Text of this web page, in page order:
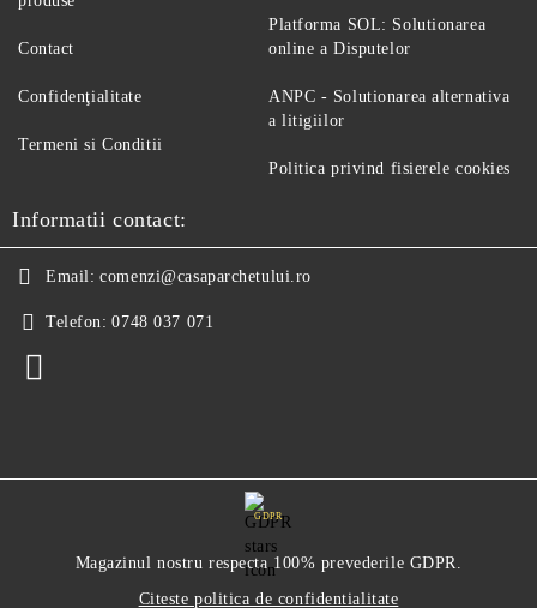
Contact
Confidenţialitate
Termeni si Conditii
Platforma SOL: Solutionarea
online a Disputelor
ANPC - Solutionarea alternativa
a litigiilor
Politica privind fisierele cookies
Informatii contact:
Email: comenzi@casaparchetului.ro
Telefon: 0748 037 071
GDPR
Magazinul nostru respecta 100% prevederile GDPR.
Citeste politica de confidentialitate